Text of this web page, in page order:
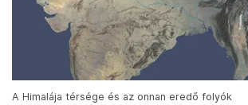
A Himalája térsége és az onnan eredő folyók